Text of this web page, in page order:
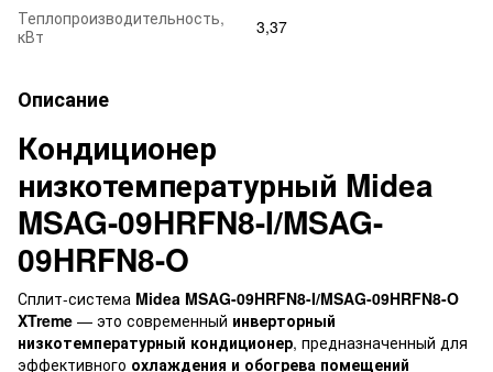
Теплопроизводительность,
кВт
3,37
Описание
Кондиционер
низкотемпературный Midea
MSAG-09HRFN8-I/MSAG-
09HRFN8-O
Сплит-система Midea MSAG-09HRFN8-I/MSAG-09HRFN8-O
XTreme — это современный инверторный
низкотемпературный кондиционер, предназначенный для
эффективного охлаждения и обогрева помещений